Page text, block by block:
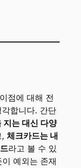
점에 대해 전
합니다. 간단
지는 대신 다양
, 체크카드는 내
라고 볼 수 있
예외는 존재